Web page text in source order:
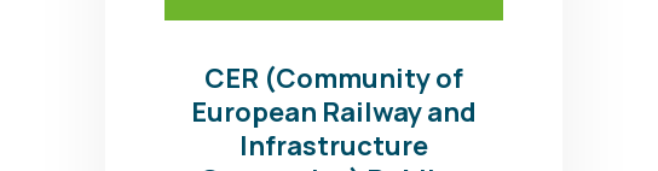
CER (Community of
European Railway and
Infrastructure